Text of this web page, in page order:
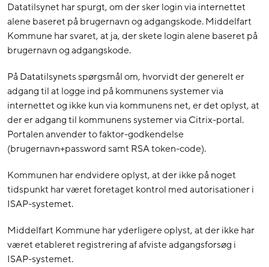
Datatilsynet har spurgt, om der sker login via internettet
alene baseret på brugernavn og adgangskode. Middelfart
Kommune har svaret, at ja, der skete login alene baseret på
brugernavn og adgangskode.
På Datatilsynets spørgsmål om, hvorvidt der generelt er
adgang til at logge ind på kommunens systemer via
internettet og ikke kun via kommunens net, er det oplyst, at
der er adgang til kommunens systemer via Citrix-portal.
Portalen anvender to faktor-godkendelse
(brugernavn+password samt RSA token-code).
Kommunen har endvidere oplyst, at der ikke på noget
tidspunkt har været foretaget kontrol med autorisationer i
ISAP-systemet.
Middelfart Kommune har yderligere oplyst, at der ikke har
været etableret registrering af afviste adgangsforsøg i
ISAP-systemet.